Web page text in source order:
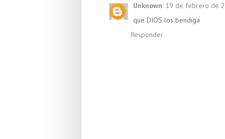
Unknown 19 de febrero de
que DIOS los bendiga
Responder